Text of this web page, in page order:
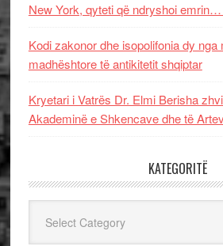
New York, qyteti që ndryshoi
Kodi zakonor dhe isopolifonia dy nga
madhështore të antikitetit shqiptar
Kryetari i Vatrës Dr. Elmi Berisha
Akademinë e Shkencave dhe të
KATEGORITË